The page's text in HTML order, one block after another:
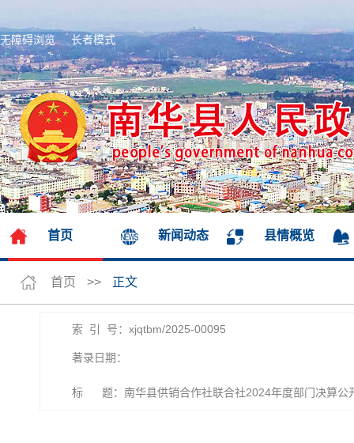
无障碍浏览 长者模式
首页 新闻动态 县情概览
首页 >> 正文
索 引 号：xjqtbm/2025-00095
著录日期：
标 题：南华县供销合作社联合社2024年度部门决算公